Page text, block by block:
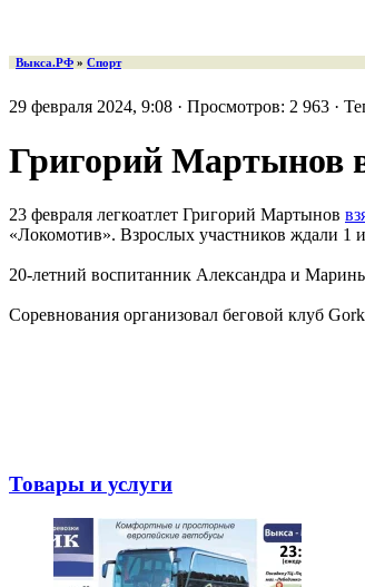
Выкса.РФ » Спорт
29 февраля 2024, 9:08 · Просмотров: 2 963 ·
Григорий Мартынов
23 февраля легкоатлет Григорий Мартынов
«Локомотив». Взрослых участников ждали 1
20-летний воспитанник Александра и
Соревнования организовал беговой клуб
Товары и услуги